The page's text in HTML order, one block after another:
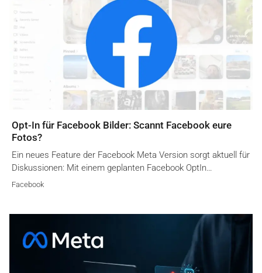
Opt-In für Facebook Bilder: Scannt Facebook eure
Fotos?
Ein neues Feature der Facebook Meta Version sorgt aktuell für
Diskussionen: Mit einem geplanten Facebook OptIn…
Facebook